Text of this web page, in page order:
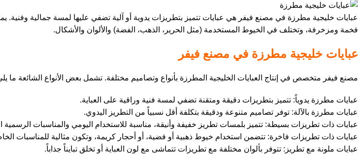
عبايات خليجية مطرزة في مصنع فيفر هي عبايات تتميز بتطريزات يدوية أو آلية تضفي عليها لمسة جمالية وفنية.
فخمة ومزخرفة، وتختلف في الخيوط المستخدمة (مثل الحرير، الذهب، الفضة) والألوان والأشكال.
عبايات خليجية مطرزة في مصنع فيفر
مصنع فيفر متخصص في إنتاج العبايات الخليجية المطرزة بأنواع وتصاميم مختلفة. تشمل بعض الأنواع الشائعة ما
عبايات مطرزة يدوياً: تتميز بتطريزات دقيقة ومتقنة تضفي لمسة فنية وراقية على العباية.
عبايات مطرزة بالآلة: توفر تصاميم متنوعة ودقيقة بتكلفة أقل نسبياً من التطريز اليدوي.
عبايات ذات تطريزات بسيطة: تتميز بلمسات تطريز خفيفة وأنيقة، مناسبة للاستخدام اليومي والمناسبات الرسمية
عبايات ذات تطريزات فاخرة: تتضمن استخدام خيوط ذهبية أو فضية، أو أحجار كريمة، وتكون مثالية للمناسبات
عبايات ملونة مع تطريز: تتوفر بألوان مختلفة مع تطريزات تتماشى مع لون العباية أو تخلق تبايناً جذاباً.